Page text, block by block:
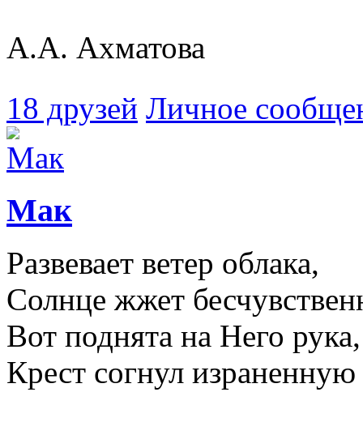
А.А. Ахматова
18 друзей Личное
Мак
Развевает ветер облака,
Солнце жжет
Вот поднята на Него рука,
Крест согнул